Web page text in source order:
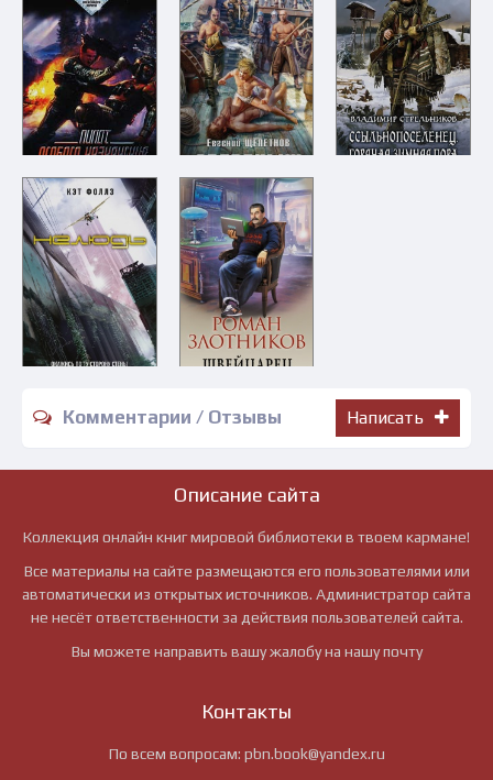
Комментарии / Отзывы Написать
Описание сайта
Коллекция онлайн книг мировой библиотеки в твоем кармане!
Все материалы на сайте размещаются его пользователями или
автоматически из открытых источников. Администратор сайта
не несёт ответственности за действия пользователей сайта.
Вы можете направить вашу жалобу на нашу почту
Контакты
По всем вопросам: pbn.book@yandex.ru